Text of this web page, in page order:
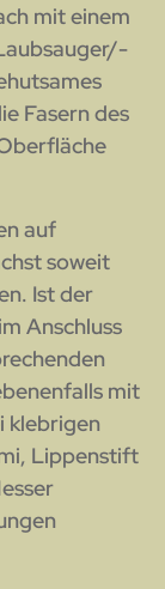
mit einem
Fasern des
auf
soweit
Ist der
Anschluss
mit
klebrigen
Lippenstift